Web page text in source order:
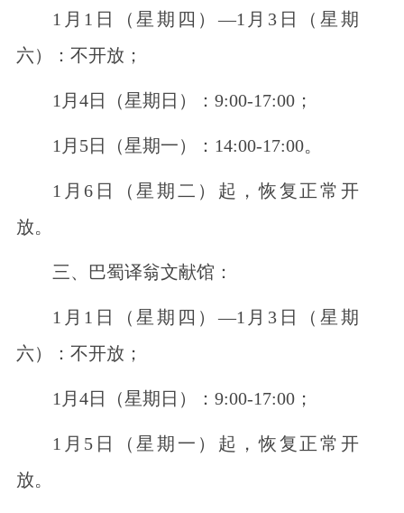
1月1日（星期四）—1月3日（星期
六）：不开放；
1月4日（星期日）：9:00-17:00；
1月5日（星期一）：14:00-17:00。
1月6日（星期二）起，恢复正常开
放。
三、巴蜀译翁文献馆：
1月1日（星期四）—1月3日（星期
六）：不开放；
1月4日（星期日）：9:00-17:00；
1月5日（星期一）起，恢复正常开
放。